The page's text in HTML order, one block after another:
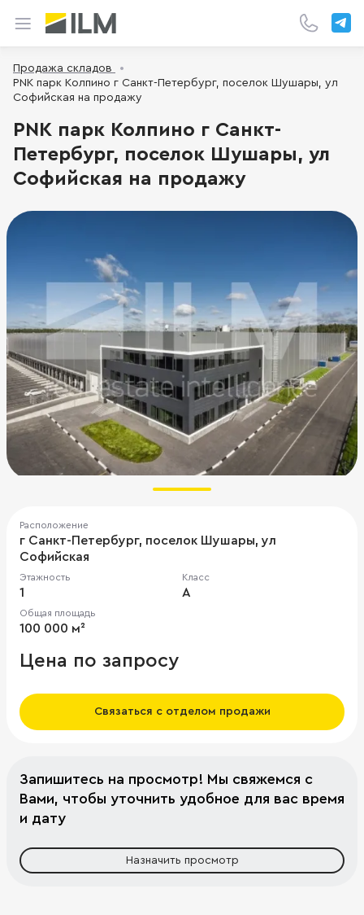
Продажа складов
PNK парк Колпино г Санкт-Петербург, поселок Шушары, ул
Софийская на продажу
PNK парк Колпино г Санкт-
Петербург, поселок Шушары, ул
Софийская на продажу
Расположение
г Санкт-Петербург, поселок Шушары, ул
Софийская
Этажность
1
Класс
A
Общая площадь
100 000 м²
Цена по запросу
Связаться с отделом продажи
Запишитесь на просмотр! Мы свяжемся с
Вами, чтобы уточнить удобное для вас время
и дату
Назначить просмотр